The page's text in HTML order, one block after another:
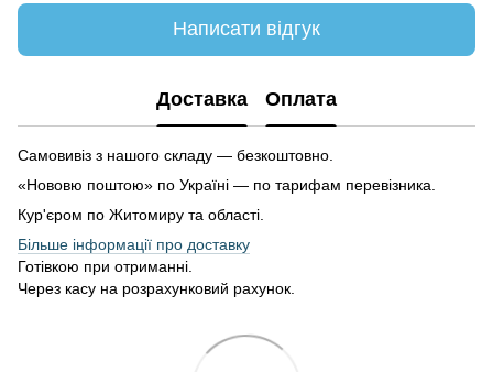
Написати відгук
Доставка Оплата
Самовивіз з нашого складу — безкоштовно.
«Нововю поштою» по Україні — по тарифам перевізника.
Кур'єром по Житомиру та області.
Більше інформації про доставку
Готівкою при отриманні.
Через касу на розрахунковий рахунок.